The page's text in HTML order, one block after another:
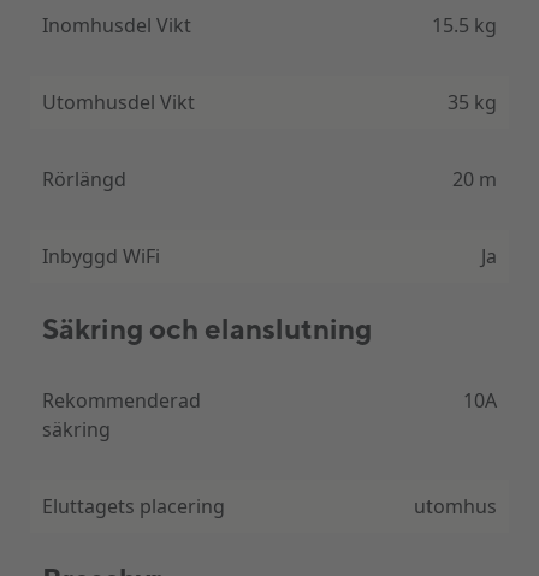
Inomhusdel Vikt 15.5 kg
Utomhusdel Vikt 35 kg
Rörlängd 20 m
Inbyggd WiFi Ja
Säkring och elanslutning
Rekommenderad
säkring
10A
Eluttagets placering utomhus